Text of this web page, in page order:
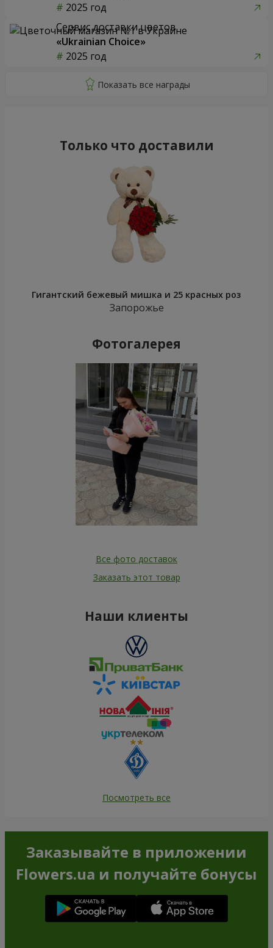
2025 год
Сервис доставки цветов
«Ukrainian Choice»
2025 год
Только что доставили
Гигантский бежевый мишка и 25 красных роз
Запорожье
Фотогалерея
Все фото доставок
Заказать этот товар
Наши клиенты
Посмотреть все
Заказывайте в приложении
Flowers.ua и получайте бонусы